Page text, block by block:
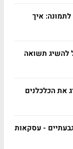
איך
להשיג תשואה
את הכלכלנים
- עסקאות